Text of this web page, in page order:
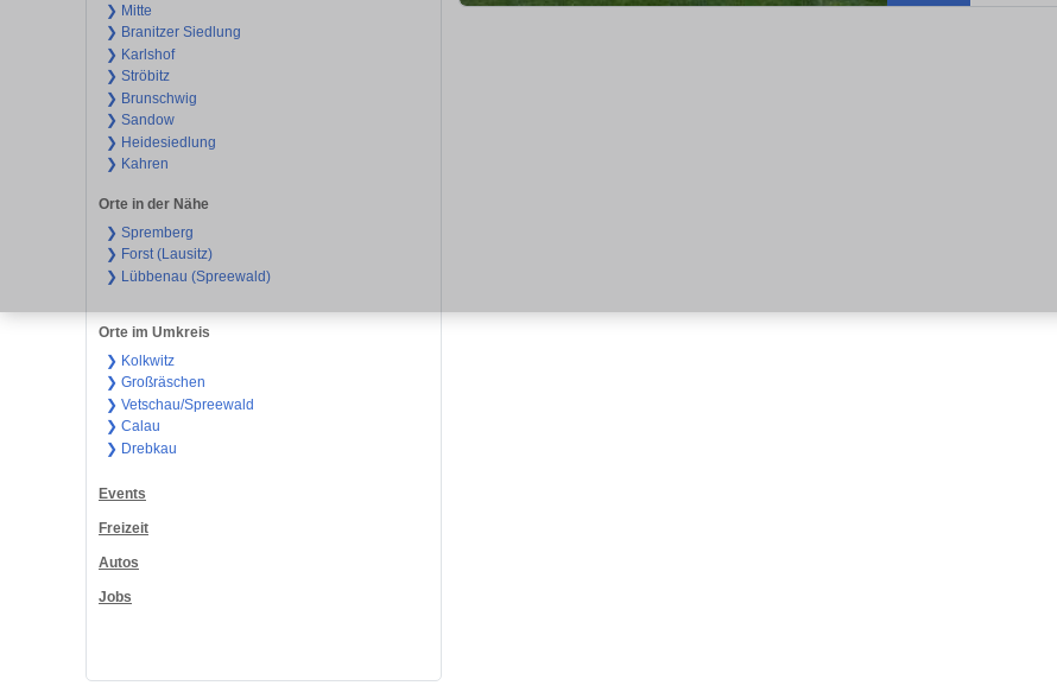
❯ Mitte
❯ Branitzer Siedlung
❯ Karlshof
❯ Ströbitz
❯ Brunschwig
❯ Sandow
❯ Heidesiedlung
❯ Kahren
Orte in der Nähe
❯ Spremberg
❯ Forst (Lausitz)
❯ Lübbenau (Spreewald)
Orte im Umkreis
❯ Kolkwitz
❯ Großräschen
❯ Vetschau/Spreewald
❯ Calau
❯ Drebkau
Events
Freizeit
Autos
Jobs